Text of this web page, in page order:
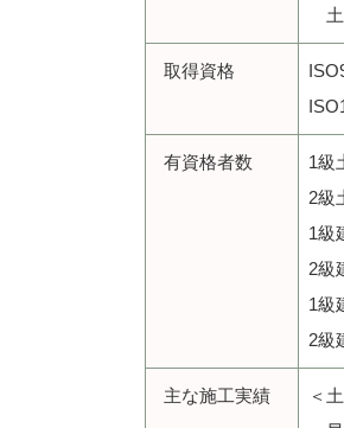
土
取得資格
有資格者数
1級
2級
1級
2級
1級
2級
主な施工実績
＜